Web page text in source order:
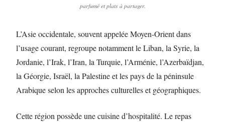
parfumé et plats à partager.
L’Asie occidentale, souvent appelée Moyen-Orient dans
l’usage courant, regroupe notamment le Liban, la Syrie, la
Jordanie, l’Irak, l’Iran, la Turquie, l’Arménie, l’Azerbaïdjan,
la Géorgie, Israël, la Palestine et les pays de la péninsule
Arabique selon les approches culturelles et géographiques.
Cette région possède une cuisine d’hospitalité. Le repas